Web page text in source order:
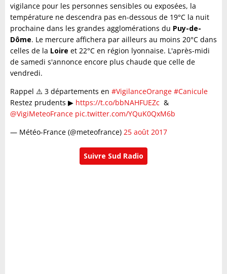
vigilance pour les personnes sensibles ou exposées, la
température ne descendra pas en-dessous de 19°C la nuit
prochaine dans les grandes agglomérations du Puy-de-
Dôme. Le mercure affichera par ailleurs au moins 20°C dans
celles de la Loire et 22°C en région lyonnaise. L'après-midi
de samedi s'annonce encore plus chaude que celle de
vendredi.
Rappel ⚠️ 3 départements en #VigilanceOrange #Canicule
Restez prudents ▶ https://t.co/bbNAHFUEZc &
@VigiMeteoFrance pic.twitter.com/YQuK0QxM6b
— Météo-France (@meteofrance) 25 août 2017
Suivre Sud Radio